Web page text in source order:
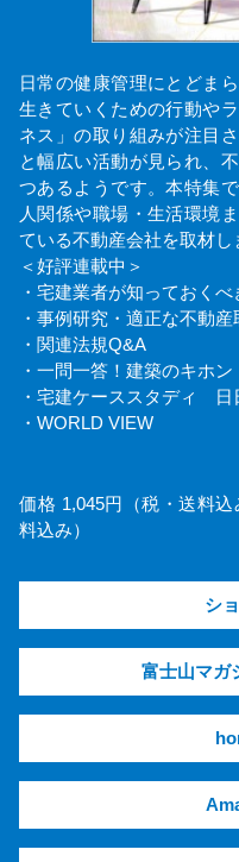
日常の健康管理にとどま
生きていくための行動や
ネス」の取り組みが注目
と幅広い活動が見られ、
つあるようです。本特集
人関係や職場・生活環境
ている不動産会社を取材し
＜好評連載中＞
・宅建業者が知っておく
・事例研究・適正な不動
・関連法規Q&A
・一問一答！建築のキホン
・宅建ケーススタディ 日
・WORLD VIEW
価格 1,045円（税・送料
料込み）
シ
富士山マガ